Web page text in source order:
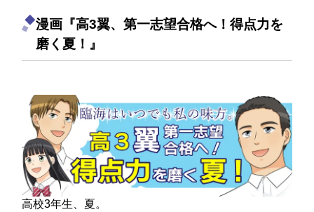
漫画『高3翼、第一志望合格へ！得点力を
磨く夏！』
高校3年生、夏。